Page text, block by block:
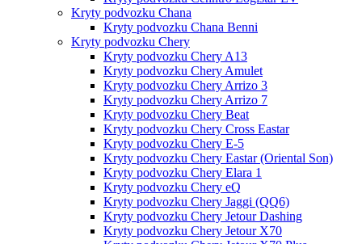
Kryty podvozku Chana
Kryty podvozku Chana Benni
Kryty podvozku Chery
Kryty podvozku Chery A13
Kryty podvozku Chery Amulet
Kryty podvozku Chery Arrizo 3
Kryty podvozku Chery Arrizo 7
Kryty podvozku Chery Beat
Kryty podvozku Chery Cross Eastar
Kryty podvozku Chery E-5
Kryty podvozku Chery Eastar (Oriental Son)
Kryty podvozku Chery Elara 1
Kryty podvozku Chery eQ
Kryty podvozku Chery Jaggi (QQ6)
Kryty podvozku Chery Jetour Dashing
Kryty podvozku Chery Jetour X70